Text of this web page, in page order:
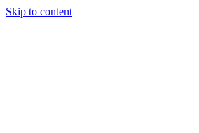
Skip to content